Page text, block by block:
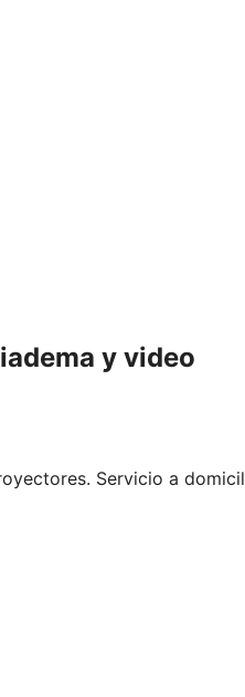
y video
Servicio a